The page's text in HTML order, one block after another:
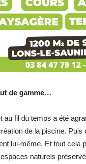
de gamme…
au fil du temps a été
de la piscine.
lui-même. Et tout cela
naturels